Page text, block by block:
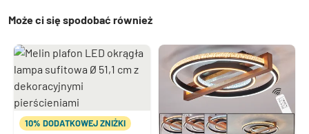
Może ci się spodobać również
10% DODATKOWEJ ZNIŻKI